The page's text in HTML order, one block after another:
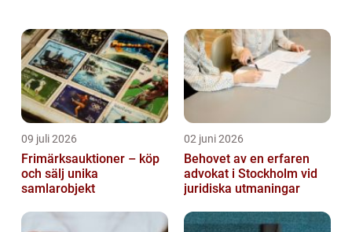
ordinarie handelsdagen. I denna artikel
utforskar vi och förd...
09 juli 2026
Frimärksauktioner – köp
och sälj unika
samlarobjekt
02 juni 2026
Behovet av en erfaren
advokat i Stockholm vid
juridiska utmaningar